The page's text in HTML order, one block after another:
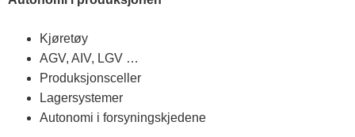
Kjøretøy
AGV, AIV, LGV …
Produksjonsceller
Lagersystemer
Autonomi i forsyningskjedene